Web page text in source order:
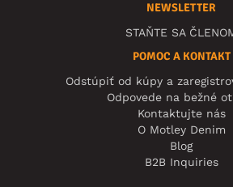
NEWSLETTER
STAŇTE SA
POMOC A KONTAKT
Odstúpiť od kúpy a
Odpovede na bežné
Kontaktujte nás
O Motley Denim
Blog
B2B Inquiries